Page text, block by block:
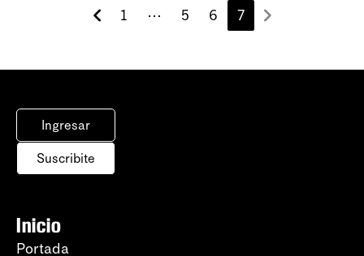
1 ⋯ 5 6 7
Ingresar
Suscribite
Inicio
Portada